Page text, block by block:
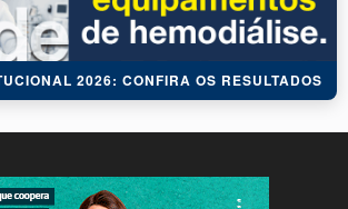
2026: CONFIRA OS RESULTADOS